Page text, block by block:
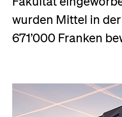
wurden Mittel in
671’000 Franken
BELIEBTE INHALTE
Vorlesungsverzeichnis
Menuplan Mensa
Anmeldung und Zulassung